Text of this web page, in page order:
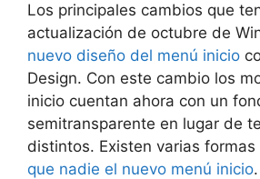
Los principales cambios que
actualización de octubre de
nuevo diseño del menú inicio
Design. Con este cambio los
inicio cuentan ahora con un
semitransparente en lugar de
distintos. Existen varias formas
que nadie el nuevo menú inicio.